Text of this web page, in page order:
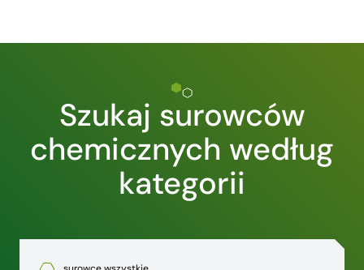
Szukaj surowców
chemicznych według
kategorii